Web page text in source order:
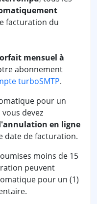
facturation du
mensuel à
abonnement
turboSMTP.
pour un
devez
en ligne
date de facturation.
moins de 15
peuvent
pour un (1)